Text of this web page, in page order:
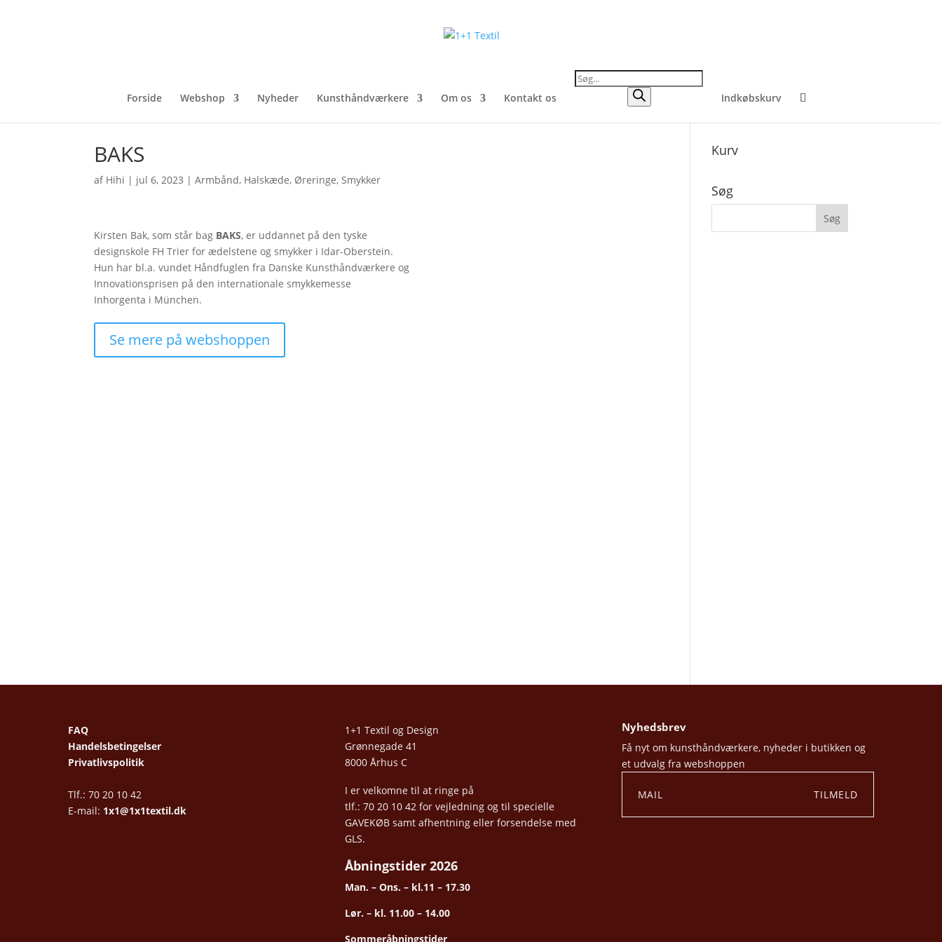
Forside Webshop Nyheder Kunsthåndværkere Om os Kontakt os
Products
search
Indkøbskurv
BAKS
af Hihi | jul 6, 2023 |Armbånd, Halskæde, Øreringe,Smykker
Kirsten Bak, som står bag BAKS, er uddannet på den tyske
designskole FH Trier for ædelstene og smykker i Idar-Oberstein.
Hun har bl.a. vundet Håndfuglen fra Danske Kunsthåndværkere og
Innovationsprisen på den internationale smykkemesse
Inhorgenta i München.
Se mere på webshoppen
Kurv
Søg
FAQ
Handelsbetingelser
Privatlivspolitik
Tlf.: 70 20 10 42
E-mail: 1x1@1x1textil.dk
1+1 Textil og Design
Grønnegade 41
8000 Århus C
I er velkomne til at ringe på
tlf.: 70 20 10 42 for vejledning og til specielle
GAVEKØB samt afhentning eller forsendelse med
GLS.
Åbningstider 2026
Man. – Ons. – kl.11 – 17.30
Lør. – kl. 11.00 – 14.00
Sommeråbningstider
Nyhedsbrev
Få nyt om kunsthåndværkere, nyheder i butikken og
et udvalg fra webshoppen
TILMELD